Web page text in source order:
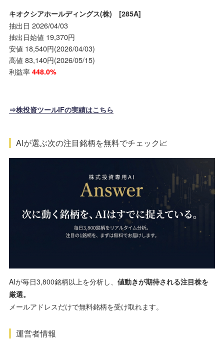
キオクシアホールディングス(株) [285A]
抽出日 2026/04/03
抽出日始値 19,370円
安値 18,540円(2026/04/03)
高値 83,140円(2026/05/15)
利益率 448.0%
⇒株投資ツールIFの実績はこちら
AIが選ぶ次の注目銘柄を無料でチェック📈
AIが毎日3,800銘柄以上を分析し、 値動きが期待される注目株を
厳選。
メールアドレスだけで無料銘柄を受け取れます。
運営者情報